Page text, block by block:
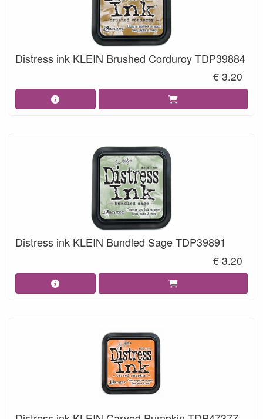
Distress ink KLEIN Brushed Corduroy TDP39884
€ 3.20
Distress ink KLEIN Bundled Sage TDP39891
€ 3.20